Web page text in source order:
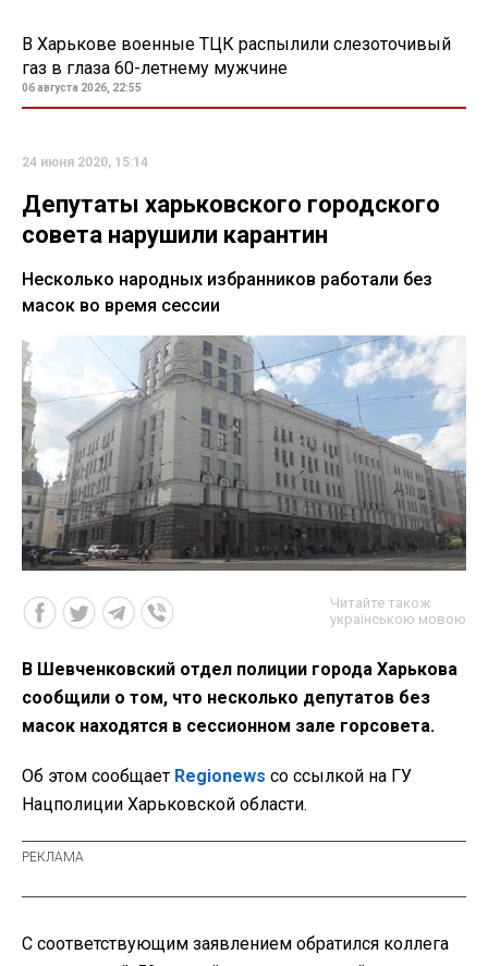
В Харькове военные ТЦК распылили слезоточивый
газ в глаза 60-летнему мужчине
06 августа 2026, 22:55
24 июня 2020, 15:14
Депутаты харьковского городского
совета нарушили карантин
Несколько народных избранников работали без
масок во время сессии
Читайте також
українською мовою
В Шевченковский отдел полиции города Харькова
сообщили о том, что несколько депутатов без
масок находятся в сессионном зале горсовета.
Об этом сообщает Regionews со ссылкой на ГУ
Нацполиции Харьковской области.
С соответствующим заявлением обратился коллега